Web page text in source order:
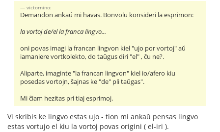
victornino:
Demandon ankaŭ mi havas. Bonvolu konsideri la esprimon:
la vortoj de/el la franca lingvo...
oni povas imagi la francan lingvon kiel "ujo por vortoj" aŭ
iamaniere vortkolekto, do taŭgus diri "el" , ĉu ne?.
Aliparte, imaginte "la francan lingvon" kiel io/afero kiu
posedas vortojn, ŝajnas ke "de" pli taŭgas".
Mi ĉiam hezitas pri tiaj esprimoj.
Vi skribis ke lingvo estas ujo - tion mi ankaŭ pensas lingvo
estas vortujo el kiu la vortoj povas origini ( el-iri ).